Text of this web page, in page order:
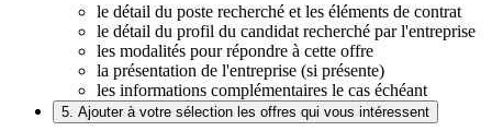
le détail du poste recherché et les éléments de contrat
le détail du profil du candidat recherché par l'entreprise
les modalités pour répondre à cette offre
la présentation de l'entreprise (si présente)
les informations complémentaires le cas échéant
5. Ajouter à votre sélection les offres qui vous intéressent